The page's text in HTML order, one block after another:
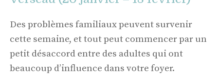
Des problèmes familiaux peuvent survenir
cette semaine, et tout peut commencer par un
petit désaccord entre des adultes qui ont
beaucoup d’influence dans votre foyer.